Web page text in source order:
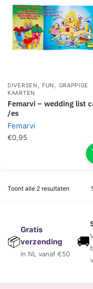
DIVERSEN, FUN, GRAPPIGE
KAARTEN
femarvi – wedding list card
/es
Femarvi
€0,95
Toont alle 2 resultaten
📦
Gratis
verzending
in NL vanaf €50
🚚